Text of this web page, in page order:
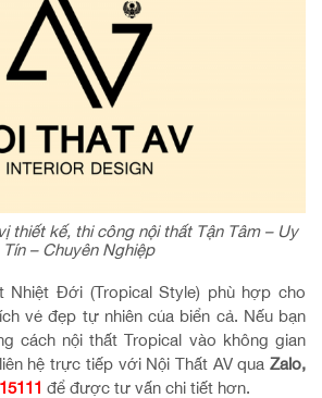
thiết kế, thi công nội thất Tận Tâm – Uy
Tín – Chuyên Nghiệp
Nhiệt Đới (Tropical Style) phù hợp cho
vẻ đẹp tự nhiên của biển cả. Nếu bạn
cách nội thất Tropical vào không gian
hệ trực tiếp với Nội Thất AV qua Zalo,
để được tư vấn chi tiết hơn.